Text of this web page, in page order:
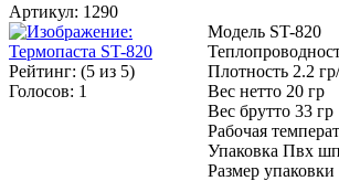
Артикул: 1290
Рейтинг: (5 из 5)
Голосов: 1
Модель ST-820
Плотность 2.2
Вес нетто 20 гр
Вес брутто 33 гр
Рабочая
Упаковка Пвх
Размер